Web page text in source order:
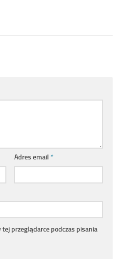
Adres email *
przeglądarce podczas pisania